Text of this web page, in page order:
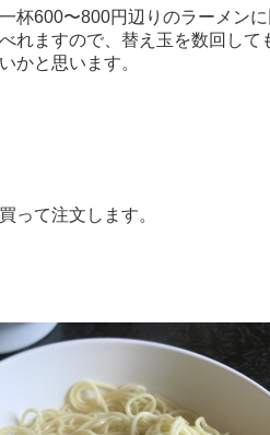
杯600〜800円辺りのラーメン
れますので、替え玉を数回して
かと思います。
って注文します。